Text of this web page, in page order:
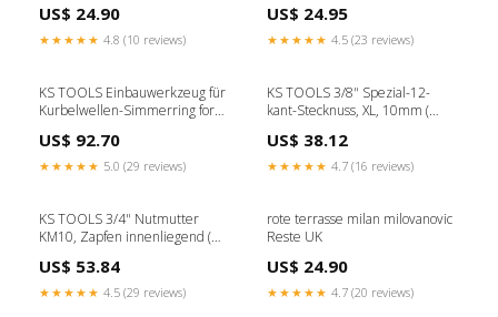
US$ 24.90
★★★★★ 4.8 (10 reviews)
esi2589991
US$ 24.95
★★★★★ 4.5 (23 reviews)
KS TOOLS Einbauwerkzeug für
Kurbelwellen-Simmerring for
Zubehör
US$ 92.70
★★★★★ 5.0 (29 reviews)
KS TOOLS 3/8" Spezial-12-
kant-Stecknuss, XL, 10mm (
US$ 38.12
★★★★★ 4.7 (16 reviews)
KS TOOLS 3/4" Nutmutter
KM10, Zapfen innenliegend (
US$ 53.84
★★★★★ 4.5 (29 reviews)
rote terrasse milan milovanovic
Reste UK
US$ 24.90
★★★★★ 4.7 (20 reviews)